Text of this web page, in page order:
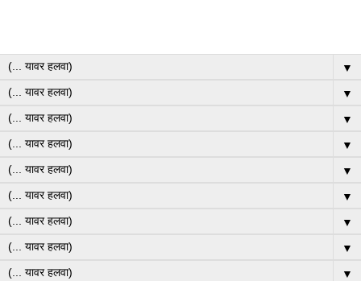
▼
▼
▼
▼
▼
▼
▼
▼
▼